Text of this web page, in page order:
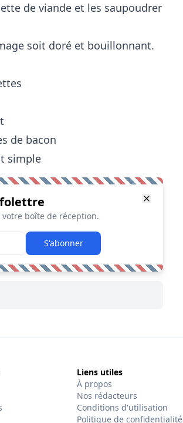
de viande et les saupoudrer
soit doré et bouillonnant.
de bacon
simple
boîte de réception.
S'abonner
Liens utiles
À propos
Nos rédacteurs
Conditions d'utilisation
Politique de confidentialité